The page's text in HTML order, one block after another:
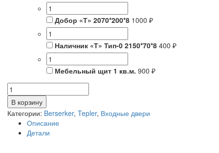
Добор «Т» 2070*200*8 1000 ₽
Наличник «Т» Тип-0 2150*70*8 400 ₽
Мебельный щит 1 кв.м. 900 ₽
Количество
товара
Tepler
PRO
В корзину
Категории: Berserker, Tepler, Входные двери
Описание
Детали